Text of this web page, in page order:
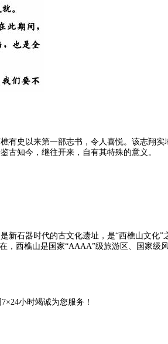
有史以来第一部志书，令人喜悦。该志翔
古知今，继往开来，自有其特殊的意义。
石器时代的古文化遗址，是“西樵山文化
西樵山是国家“AAAA”级旅游区、国家级
小时竭诚为您服务！